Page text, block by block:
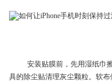
安装贴膜前，先用湿纸巾
具的除尘贴清理灰尘颗粒。软